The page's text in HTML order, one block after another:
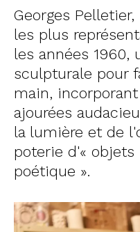
Georges
les plus
les années 1960,
sculpturale pour
main,
ajourées
la lumière et de
poterie d'«
poétique ».